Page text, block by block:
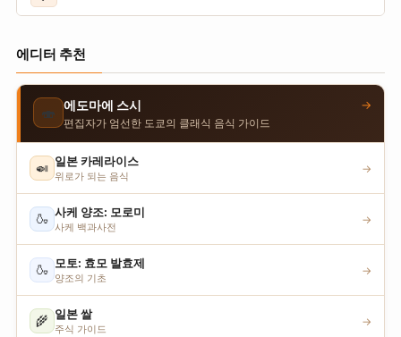
에디터 추천
🍣 에도마에 스시
편집자가 엄선한 도쿄의 클래식 음식 가이드
→
🍛 일본 카레라이스
위로가 되는 음식
→
🍶 사케 양조: 모로미
사케 백과사전
→
🍶 모토: 효모 발효제
양조의 기초
→
🌾 일본 쌀
주식 가이드
→